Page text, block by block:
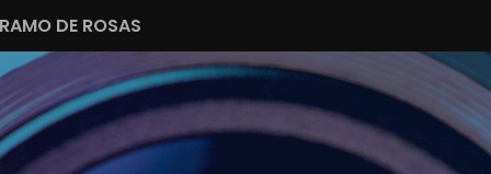
DE ROSAS